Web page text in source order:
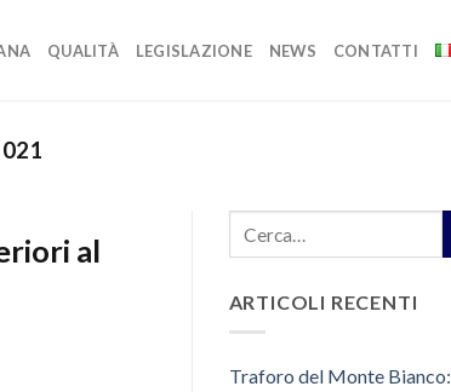
QUALITÀ LEGISLAZIONE NEWS CONTATTI
al
ARTICOLI RECENTI
Traforo del Monte Bianco: